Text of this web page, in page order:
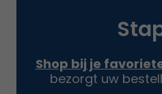
Shop bij je
bezorgt uw